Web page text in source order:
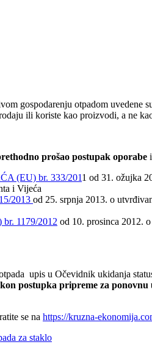
gospodarenju otpadom uvedene
ili koriste kao proizvodi, a ne
prošao postupak oporabe
(EU) br. 333/2011 od 31. ožujka
i Vijeća
2013 оd 25. srpnja 2013. o
1179/2012 od 10. prosinca 2012.
upis u Očevidnik ukidanja
postupka pripreme za
se na https://kruzna-
za staklo